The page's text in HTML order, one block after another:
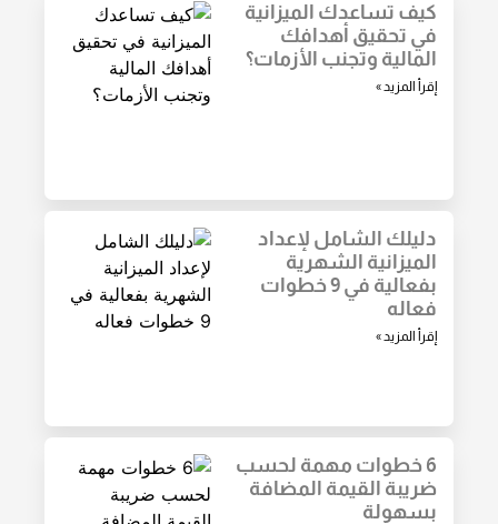
كيف تساعدك الميزانية
في تحقيق أهدافك
المالية وتجنب الأزمات؟
إقرأ المزيد »
دليلك الشامل لإعداد
الميزانية الشهرية
بفعالية في 9 خطوات
فعاله
إقرأ المزيد »
6 خطوات مهمة لحسب
ضريبة القيمة المضافة
بسهولة